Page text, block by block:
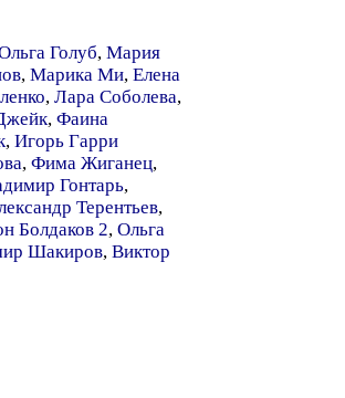
Голуб, Мария
, Марика Ми, Елена
, Лара Соболева,
, Фаина
, Игорь Гарри
, Фима Жиганец,
Гонтарь,
Терентьев,
Болдаков 2, Ольга
Шакиров, Виктор